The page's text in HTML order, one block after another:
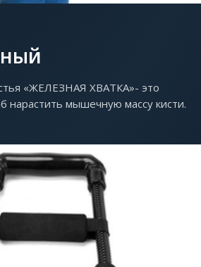
«ЖЕЛЕЗНАЯ ХВАТКА»- это
нарастить мышечную массу кисти.